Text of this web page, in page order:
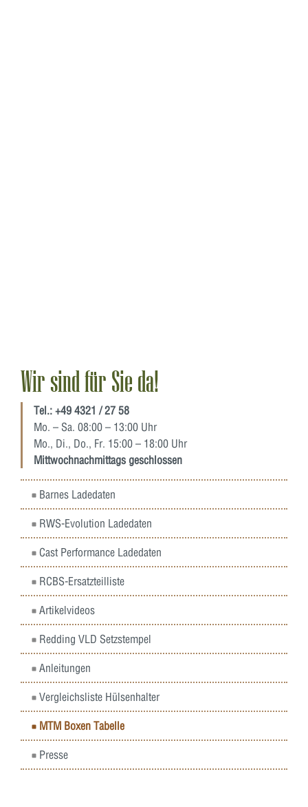
Wir sind für Sie da!
Tel.: +49 4321 / 27 58
Mo. – Sa. 08:00 – 13:00 Uhr
Mo., Di., Do., Fr. 15:00 – 18:00 Uhr
Mittwochnachmittags geschlossen
Barnes Ladedaten
RWS-Evolution Ladedaten
Cast Performance Ladedaten
RCBS-Ersatzteilliste
Artikelvideos
Redding VLD Setzstempel
Anleitungen
Vergleichsliste Hülsenhalter
MTM Boxen Tabelle
Presse